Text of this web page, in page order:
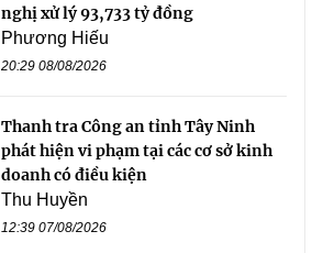
nghị xử lý 93,733 tỷ đồng
Phương Hiếu
20:29 08/08/2026
Thanh tra Công an tỉnh Tây Ninh
phát hiện vi phạm tại các cơ sở kinh
doanh có điều kiện
Thu Huyền
12:39 07/08/2026